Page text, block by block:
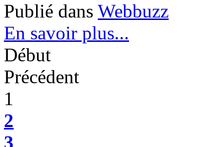
Publié dans Webbuzz
En savoir plus...
Début
Précédent
1
2
3